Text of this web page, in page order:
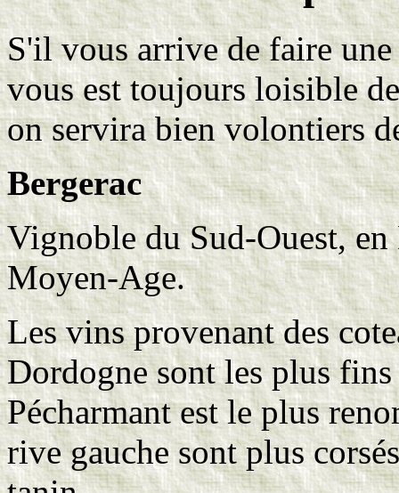
S'il vous arrive de faire
vous est toujours loisible
on servira bien volontiers
Bergerac
Vignoble du Sud-Ouest,
Moyen-Age.
Les vins provenant des
Dordogne sont les plus
Pécharmant est le plus
rive gauche sont plus